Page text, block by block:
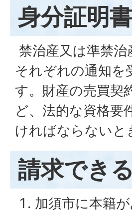
身分証明
禁治産又は準禁
それぞれの通知を
す。財産の売買契
ど、法的な資格要
ければならない
請求でき
加須市に本籍